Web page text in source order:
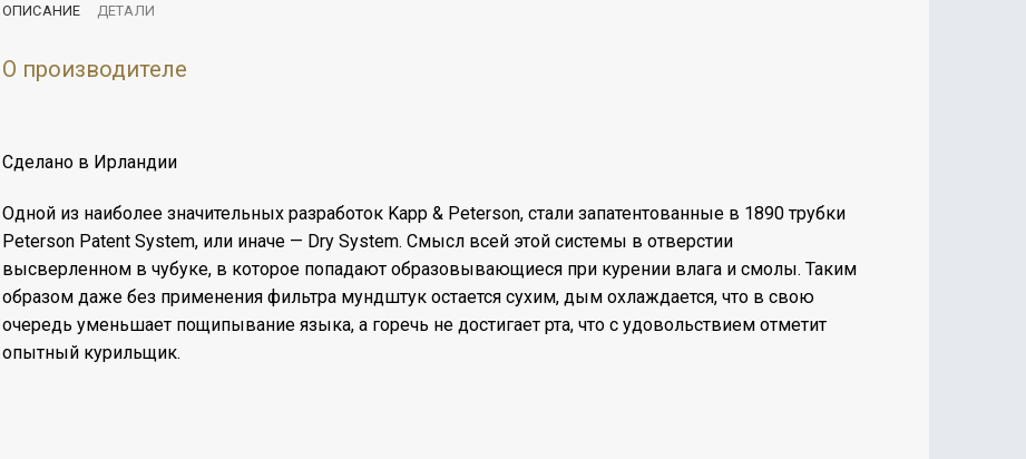
ОПИСАНИЕ ДЕТАЛИ
О производителе
Сделано в Ирландии
Одной из наиболее значительных разработок Kapp & Peterson, стали запатентованные в 1890 трубки
Peterson Patent System, или иначе — Dry System. Смысл всей этой системы в отверстии
высверленном в чубуке, в которое попадают образовывающиеся при курении влага и смолы. Таким
образом даже без применения фильтра мундштук остается сухим, дым охлаждается, что в свою
очередь уменьшает пощипывание языка, а горечь не достигает рта, что с удовольствием отметит
опытный курильщик.